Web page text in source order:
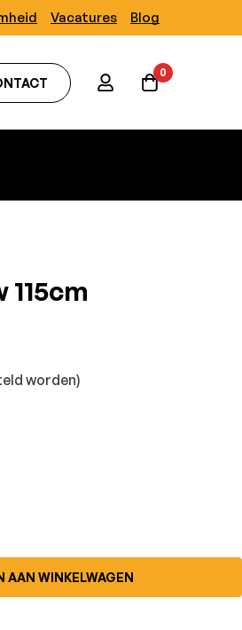
Vacatures Blog
0
worden)
AAN WINKELWAGEN